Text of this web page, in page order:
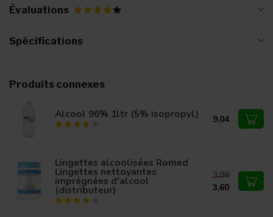
Évaluations
Spécifications
Produits connexes
Alcool 96% 1ltr (5% isopropyl) 9,04
Lingettes alcoolisées Romed
Lingettes nettoyantes
imprégnées d'alcool
(distributeur)
3,99
3,60